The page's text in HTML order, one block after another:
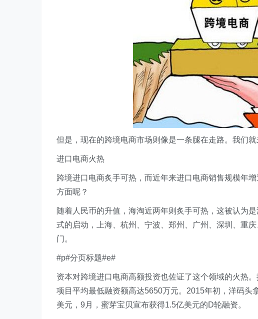
但是，现在的跨境电商市场则像是一条腿在走路。我们
进口电商火热
跨境进口电商炙手可热，而近年来进口电商销售规模年
方面呢？
随着人民币的升值，海淘近两年则炙手可热，这被认为
式的启动，上海、杭州、宁波、郑州、广州、深圳、重
门。
#p#分页标题#e#
资本对跨境进口电商高额投资也佐证了这个领域的火热
项目平均最低融资额高达5650万元。2015年初，洋码
美元，9月，蜜芽宝贝宣布获得1.5亿美元的D轮融资。